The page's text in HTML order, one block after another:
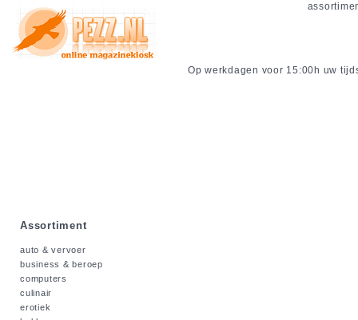
Op werkdagen voor 15:00h uw
Assortiment
auto & vervoer
business & beroep
computers
culinair
erotiek